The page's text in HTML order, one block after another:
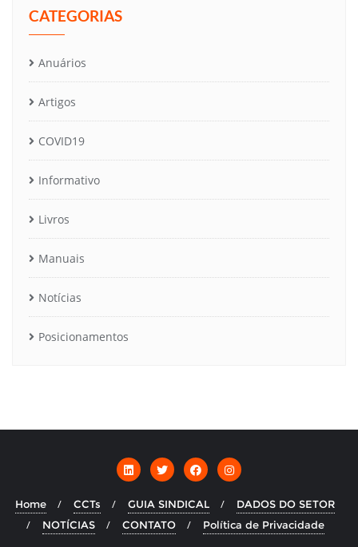
CATEGORIAS
Anuários
Artigos
COVID19
Informativo
Livros
Manuais
Notícias
Posicionamentos
Home CCTs GUIA SINDICAL
DADOS DO SETOR
NOTÍCIAS
CONTATO Política de Privacidade